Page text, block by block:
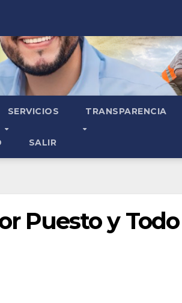
SERVICIOS TRANSPARENCIA
SALIR
Puesto y Todo